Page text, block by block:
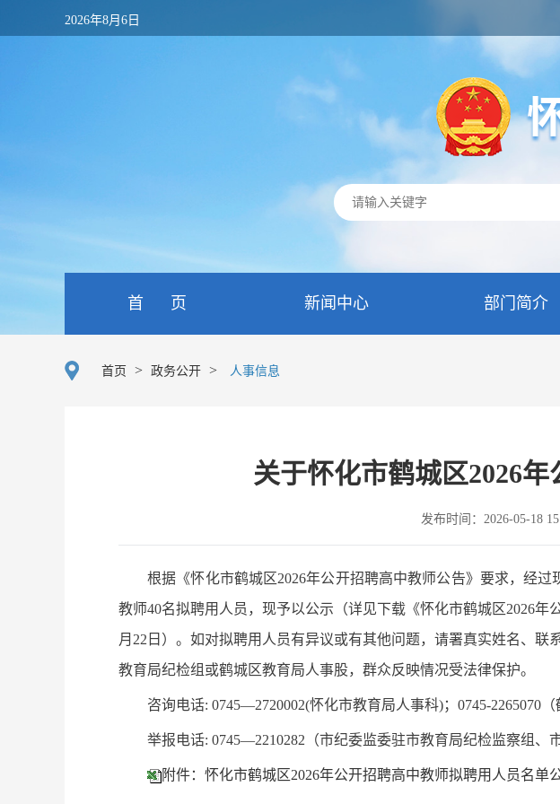
2026年8月6日
首 页 新闻中心 部门简介
首页 > 政务公开 > 人事信息
关于怀化市鹤城区2026
发布时间：2026-05-18
根据《怀化市鹤城区2026年公开招聘高中教师公告》要求，经
教师40名拟聘用人员，现予以公示（详见下载《怀化市鹤城区2026
月22 日）。如对拟聘用人员有异议或有其他问题，请署真实姓名、
教育局纪检组或鹤城区教育局人事股，群众反映情况受法律保护。
咨询电话: 0745—2720002(怀化市教育局人事科)；0745-2265070（
举报电话: 0745—2210282（市纪委监委驻市教育局纪检监察组、
附件：怀化市鹤城区2026年公开招聘高中教师拟聘用人员名单